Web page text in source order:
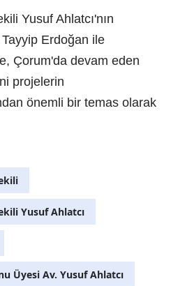
Yusuf Ahlatcı'nın
Erdoğan ile
Çorum'da devam eden
projelerin
önemli bir temas olarak
Yusuf Ahlatcı
Üyesi Av. Yusuf Ahlatcı